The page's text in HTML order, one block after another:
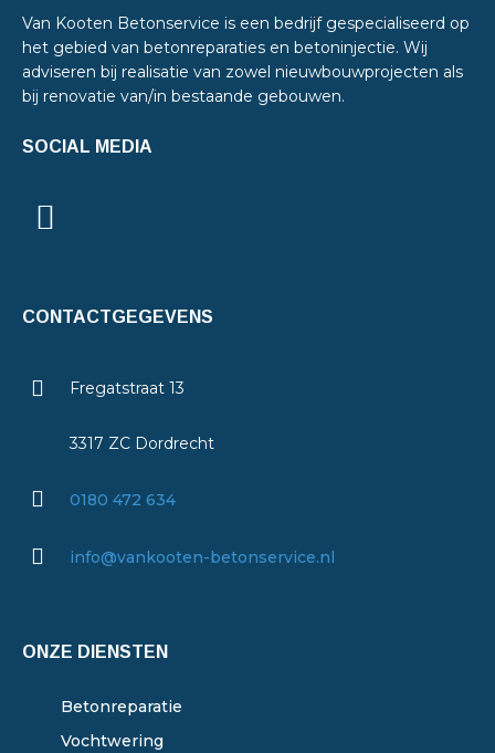
Van Kooten Betonservice is een bedrijf gespecialiseerd op
het gebied van betonreparaties en betoninjectie. Wij
adviseren bij realisatie van zowel nieuwbouwprojecten als
bij renovatie van/in bestaande gebouwen.
SOCIAL MEDIA
CONTACTGEGEVENS
Fregatstraat 13
3317 ZC Dordrecht
0180 472 634
info@vankooten-betonservice.nl
ONZE DIENSTEN
Betonreparatie
Vochtwering